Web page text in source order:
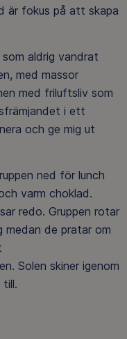
är fokus på att skapa
aldrig vandrat
med massor
med friluftsliv som
i ett
och ge mig ut
ned för lunch
varm choklad.
redo. Gruppen rotar
medan de pratar om
Solen skiner igenom
till.